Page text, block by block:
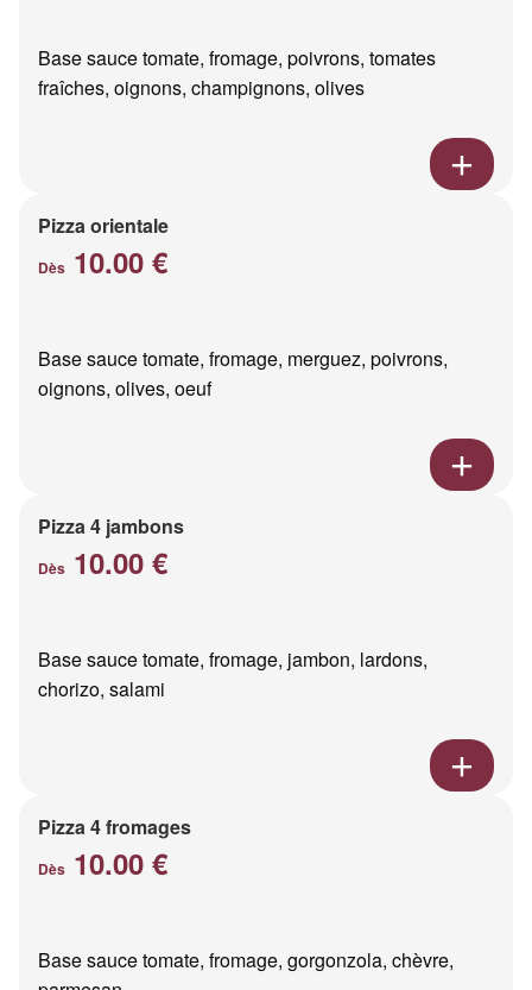
Base sauce tomate, fromage, poivrons, tomates
fraîches, oignons, champignons, olives
Pizza orientale
Dès 10.00 €
Base sauce tomate, fromage, merguez, poivrons,
oignons, olives, oeuf
Pizza 4 jambons
Dès 10.00 €
Base sauce tomate, fromage, jambon, lardons,
chorizo, salami
Pizza 4 fromages
Dès 10.00 €
Base sauce tomate, fromage, gorgonzola, chèvre,